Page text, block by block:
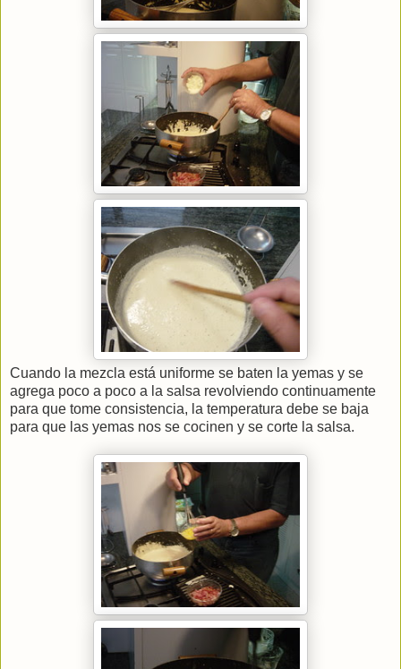
Cuando la mezcla está uniforme se baten la yemas y se
agrega poco a poco a la salsa revolviendo continuamente
para que tome consistencia, la temperatura debe se baja
para que las yemas nos se cocinen y se corte la salsa.